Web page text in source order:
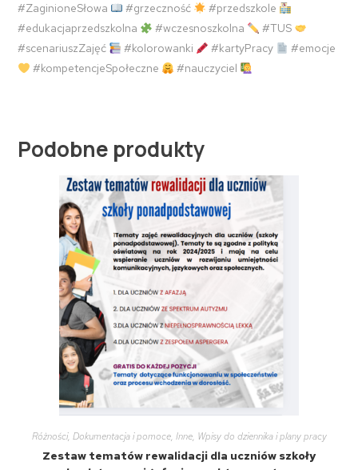
#ZaginioneSłowa
#grzeczność
#przedszkole
#edukacjaprzedszkolna
#wczesnoszkolna
#TUS
#scenariuszZajęć
#kolorowanki #kartyPracy
#emocje
#kompetencjeSpołeczne
#nauczyciel
Podobne produkty
Różności, Dokumentacja i pomoce, Inne, Wpisy do dziennika i plany pracy
Zestaw tematów rewalidacji dla uczniów szkoły